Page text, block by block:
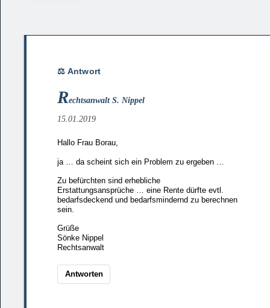
Rechtsanwalt S. Nippel
15.01.2019
Hallo Frau Borau,
ja … da scheint sich ein Problem zu ergeben …
Zu befürchten sind erhebliche
Erstattungsansprüche … eine Rente dürfte evtl.
bedarfsdeckend und bedarfsmindernd zu berechnen
sein.
Grüße
Sönke Nippel
Rechtsanwalt
Antworten